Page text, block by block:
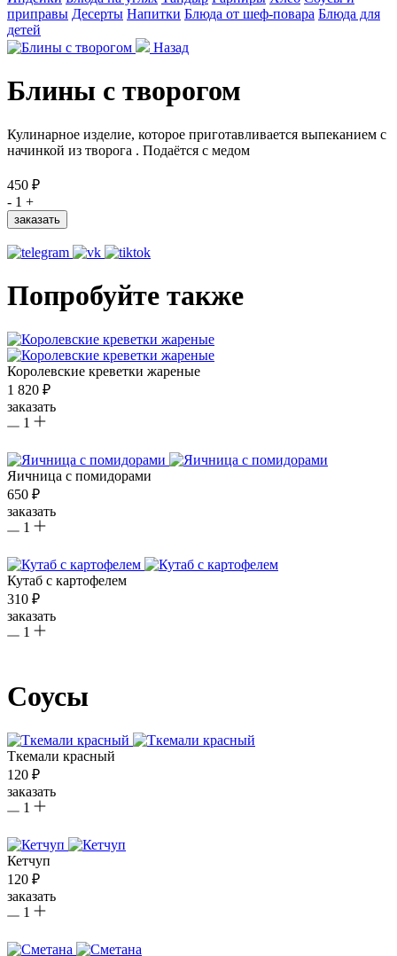
приправы Десерты Напитки Блюда от шеф-повара Блюда для
детей
Назад
Блины с творогом
Кулинарное изделие, которое приготавливается выпеканием с
начинкой из творога . Подаётся с медом
450 ₽
- 1 +
заказать
Попробуйте также
Королевские креветки жареные
1 820 ₽
заказать
1
Яичница с помидорами
650 ₽
заказать
1
Кутаб с картофелем
310 ₽
заказать
1
Соусы
Ткемали красный
120 ₽
заказать
1
Кетчуп
120 ₽
заказать
1